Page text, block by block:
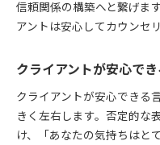
信頼関係の構築へと繋げま
アントは安心してカウンセ
クライアントが安心で
クライアントが安心できる
きく左右します。否定的な
け、「あなたの気持ちはと